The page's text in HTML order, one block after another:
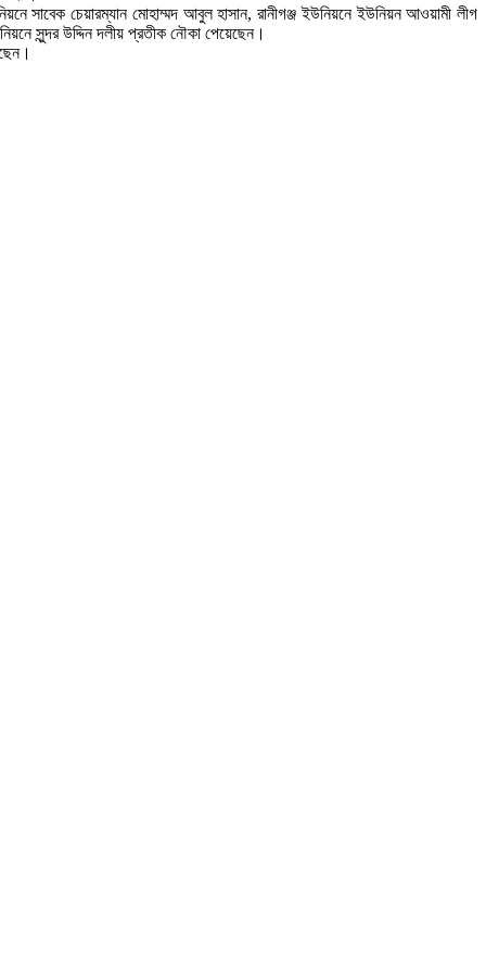
সাবেক চেয়ারম্যান মোহাম্মদ আবুল হাসান, রানীগঞ্জ ইউনিয়নে ইউনিয়ন আওয়ামী লীগ
সুন্দর উদ্দিন দলীয় প্রতীক নৌকা পেয়েছেন।